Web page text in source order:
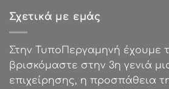
Σχετικά με εμάς
Στην ΤυποΠεργαμηνή έχουμε
βρισκόμαστε στην 3η γενιά
επιχείρησης, η προσπάθεια